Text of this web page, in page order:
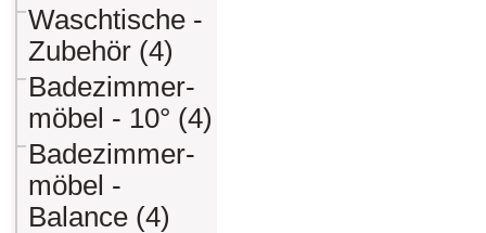
Waschtische -
Zubehör (4)
Badezimmer-
möbel - 10° (4)
Badezimmer-
möbel -
Balance (4)